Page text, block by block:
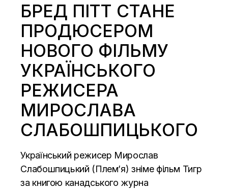
БРЕД ПІТТ СТАНЕ
ПРОДЮСЕРОМ
НОВОГО ФІЛЬМУ
УКРАЇНСЬКОГО
РЕЖИСЕРА
МИРОСЛАВА
СЛАБОШПИЦЬКОГО
Український режисер Мирослав
Слабошпицький (Плем’я) зніме фільм Тигр
за книгою канадського журна